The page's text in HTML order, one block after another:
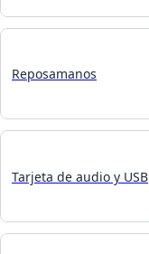
Reposamanos
Tarjeta de audio y USB